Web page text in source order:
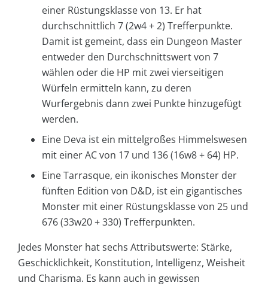
einer Rüstungsklasse von 13. Er hat
durchschnittlich 7 (2w4 + 2) Trefferpunkte.
Damit ist gemeint, dass ein Dungeon Master
entweder den Durchschnittswert von 7
wählen oder die HP mit zwei vierseitigen
Würfeln ermitteln kann, zu deren
Wurfergebnis dann zwei Punkte hinzugefügt
werden.
Eine Deva ist ein mittelgroßes Himmelswesen
mit einer AC von 17 und 136 (16w8 + 64) HP.
Eine Tarrasque, ein ikonisches Monster der
fünften Edition von D&D, ist ein gigantisches
Monster mit einer Rüstungsklasse von 25 und
676 (33w20 + 330) Trefferpunkten.
Jedes Monster hat sechs Attributswerte: Stärke,
Geschicklichkeit, Konstitution, Intelligenz, Weisheit
und Charisma. Es kann auch in gewissen